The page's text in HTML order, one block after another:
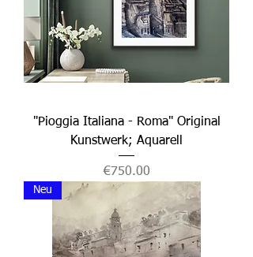
"Pioggia Italiana - Roma" Original
Kunstwerk; Aquarell
Price
€750.00
Neu